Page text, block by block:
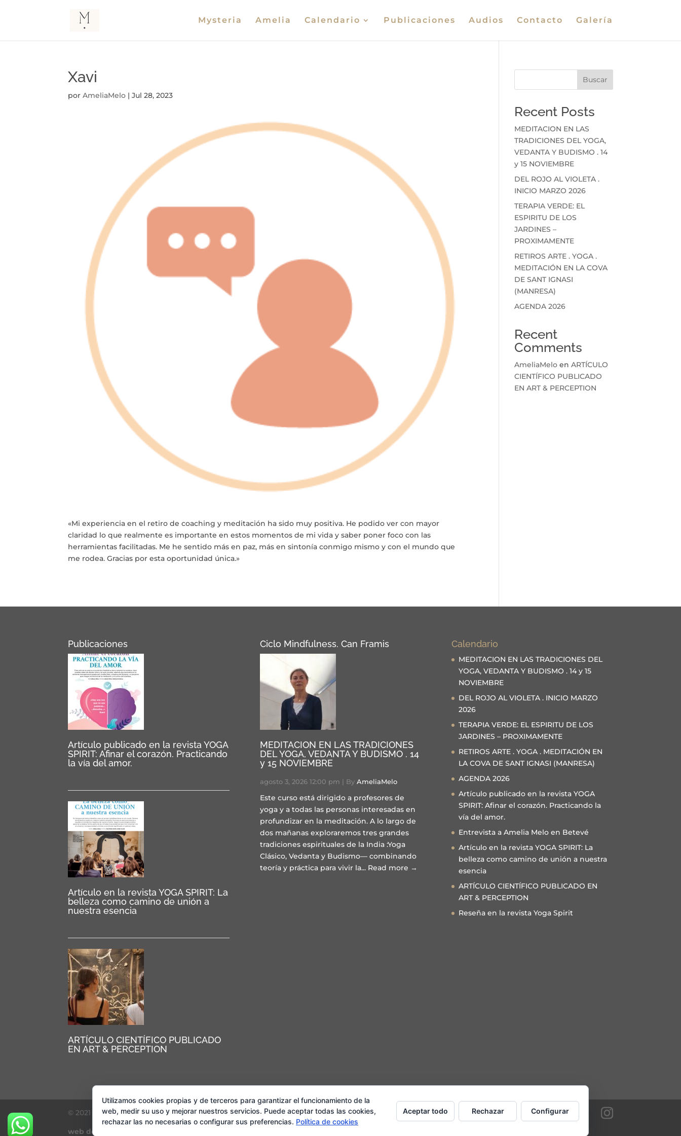
Mysteria Amelia Calendario Publicaciones Audios Contacto Galería
Xavi
porAmeliaMelo |Jul 28, 2023
«Mi experiencia en el retiro de coaching y meditación ha sido muy positiva. He podido ver con mayor
claridad lo que realmente es importante en estos momentos de mi vida y saber poner foco con las
herramientas facilitadas. Me he sentido más en paz, más en sintonía conmigo mismo y con el mundo que
me rodea. Gracias por esta oportunidad única.»
Buscar
Recent Posts
MEDITACION EN LAS
TRADICIONES DEL YOGA,
VEDANTA Y BUDISMO . 14
y 15 NOVIEMBRE
DEL ROJO AL VIOLETA .
INICIO MARZO 2026
TERAPIA VERDE: EL
ESPIRITU DE LOS
JARDINES –
PROXIMAMENTE
RETIROS ARTE . YOGA .
MEDITACIÓN EN LA COVA
DE SANT IGNASI
(MANRESA)
AGENDA 2026
Recent
Comments
AmeliaMelo enARTÍCULO
CIENTÍFICO PUBLICADO
EN ART & PERCEPTION
Publicaciones
Artículo publicado en la revista YOGA
SPIRIT: Afinar el corazón. Practicando
la vía del amor.
Artículo en la revista YOGA SPIRIT: La
belleza como camino de unión a
nuestra esencia
ARTÍCULO CIENTÍFICO PUBLICADO
EN ART & PERCEPTION
Ciclo Mindfulness. Can Framis
MEDITACION EN LAS TRADICIONES
DEL YOGA, VEDANTA Y BUDISMO . 14
y 15 NOVIEMBRE
agosto 3, 2026 12:00 pm By AmeliaMelo
Este curso está dirigido a profesores de
yoga y a todas las personas interesadas en
profundizar en la meditación. A lo largo de
dos mañanas exploraremos tres grandes
tradiciones espirituales de la India :Yoga
Clásico, Vedanta y Budismo— combinando
teoría y práctica para vivir la... Read more →
Calendario
MEDITACION EN LAS TRADICIONES DEL
YOGA, VEDANTA Y BUDISMO . 14 y 15
NOVIEMBRE
DEL ROJO AL VIOLETA . INICIO MARZO
2026
TERAPIA VERDE: EL ESPIRITU DE LOS
JARDINES – PROXIMAMENTE
RETIROS ARTE . YOGA . MEDITACIÓN EN
LA COVA DE SANT IGNASI (MANRESA)
AGENDA 2026
Artículo publicado en la revista YOGA
SPIRIT: Afinar el corazón. Practicando la
vía del amor.
Entrevista a Amelia Melo en Betevé
Artículo en la revista YOGA SPIRIT: La
belleza como camino de unión a nuestra
esencia
ARTÍCULO CIENTÍFICO PUBLICADO EN
ART & PERCEPTION
Reseña en la revista Yoga Spirit
© 2021 AMELIA MELO. Todos los derechos reservados. Aviso legal. Política de Privacidad. Política de Cookies.
web design: La Web Creativa
Utilizamos cookies propias y de terceros para garantizar el funcionamiento de la
web, medir su uso y mejorar nuestros servicios. Puede aceptar todas las cookies,
rechazar las no necesarias o configurar sus preferencias. Política de cookies
Aceptar todo Rechazar Configurar